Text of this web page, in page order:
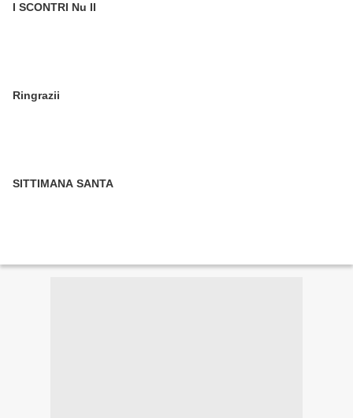
I SCONTRI Nu II
Ringrazii
SITTIMANA SANTA